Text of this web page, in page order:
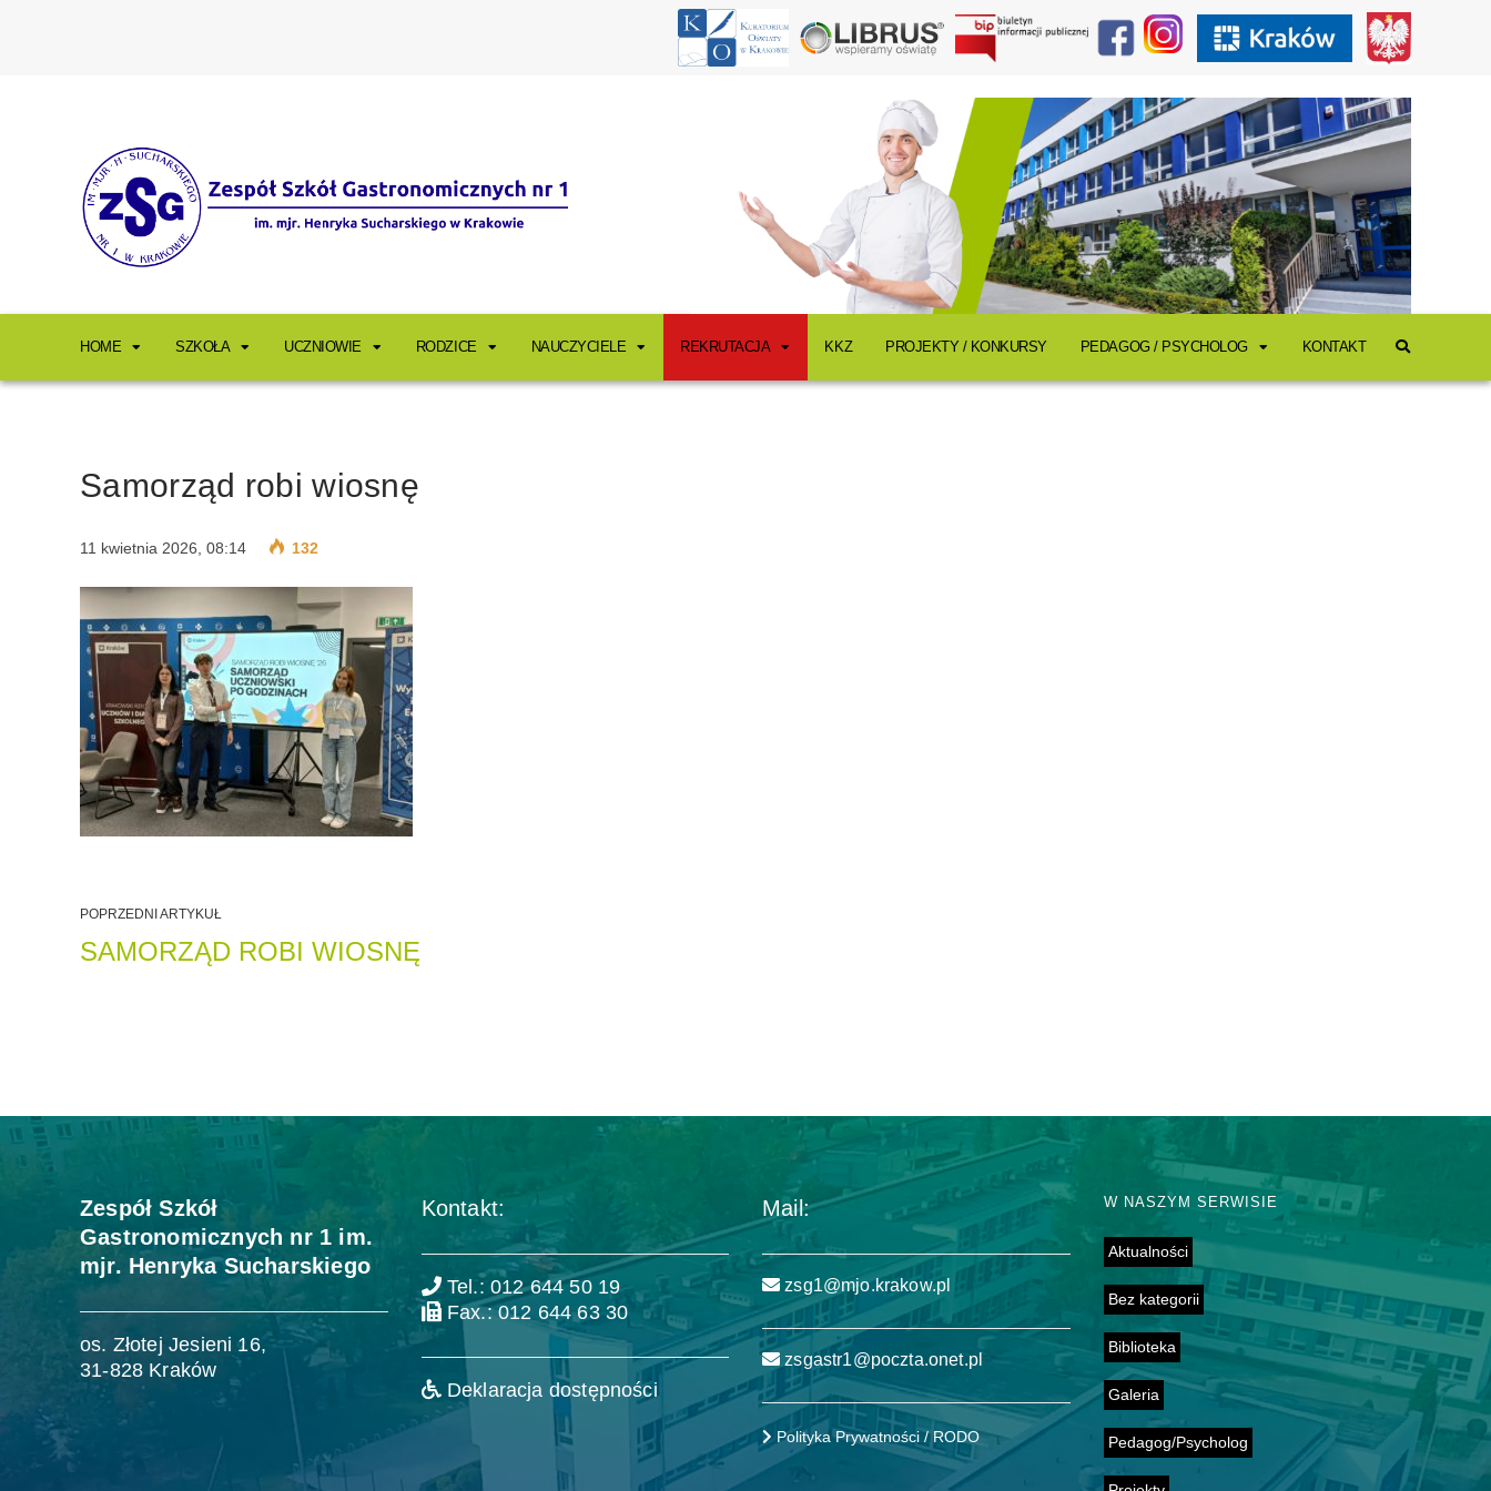
HOME SZKOŁA UCZNIOWIE RODZICE NAUCZYCIELE REKRUTACJA KKZ PROJEKTY / KONKURSY PEDAGOG / PSYCHOLOG KONTAKT
Samorząd robi wiosnę
11 kwietnia 2026, 08:14 132
POPRZEDNI ARTYKUŁ
SAMORZĄD ROBI WIOSNĘ
Zespół Szkół
Gastronomicznych nr 1 im.
mjr. Henryka Sucharskiego
os. Złotej Jesieni 16,
31-828 Kraków
Kontakt:
Tel.: 012 644 50 19
Fax.: 012 644 63 30
Deklaracja dostępności
Mail:
zsg1@mjo.krakow.pl
zsgastr1@poczta.onet.pl
Polityka Prywatności / RODO
W NASZYM SERWISIE
Aktualności
Bez kategorii
Biblioteka
Galeria
Pedagog/Psycholog